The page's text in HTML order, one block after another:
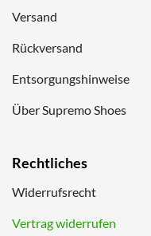
Versand
Rückversand
Entsorgungshinweise
Über Supremo Shoes
Rechtliches
Widerrufsrecht
Vertrag widerrufen